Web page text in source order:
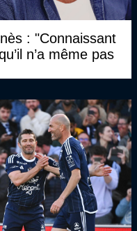
: "Connaissant
n’a même pas